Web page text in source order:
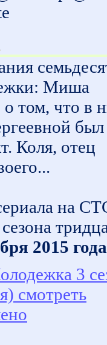
Миша
о том, что в
был
Коля, отец
на
2015 года
3
смотреть